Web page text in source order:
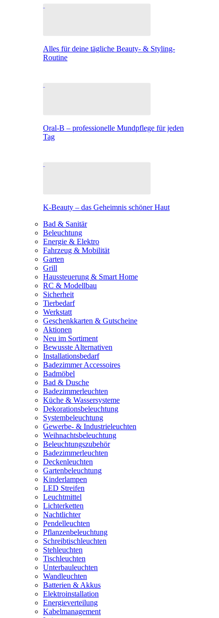
Alles für deine tägliche Beauty- & Styling-
Routine
Oral-B – professionelle Mundpflege für jeden
Tag
K-Beauty – das Geheimnis schöner Haut
Bad & Sanitär
Beleuchtung
Energie & Elektro
Fahrzeug & Mobilität
Garten
Grill
Haussteuerung & Smart Home
RC & Modellbau
Sicherheit
Tierbedarf
Werkstatt
Geschenkkarten & Gutscheine
Aktionen
Neu im Sortiment
Bewusste Alternativen
Installationsbedarf
Badezimmer Accessoires
Badmöbel
Bad & Dusche
Badezimmerleuchten
Küche & Wassersysteme
Dekorationsbeleuchtung
Systembeleuchtung
Gewerbe- & Industrieleuchten
Weihnachtsbeleuchtung
Beleuchtungszubehör
Badezimmerleuchten
Deckenleuchten
Gartenbeleuchtung
Kinderlampen
LED Streifen
Leuchtmittel
Lichterketten
Nachtlichter
Pendelleuchten
Pflanzenbeleuchtung
Schreibtischleuchten
Stehleuchten
Tischleuchten
Unterbauleuchten
Wandleuchten
Batterien & Akkus
Elektroinstallation
Energieverteilung
Kabelmanagement